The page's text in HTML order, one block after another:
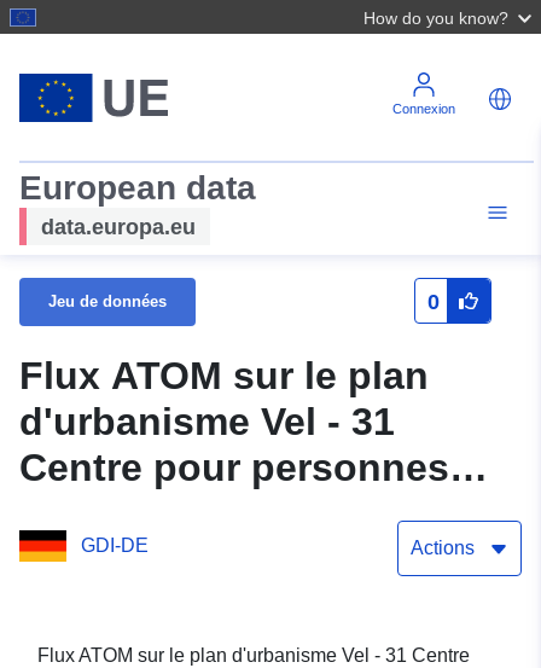
How do you know?
Connexion
European data
data.europa.eu
Jeu de données 0
Flux ATOM sur le plan
d'urbanisme Vel - 31
Centre pour personnes
âgées - Nord (original) de
la commune de Velpke
GDI-DE Actions
Flux ATOM sur le plan d'urbanisme Vel - 31 Centre